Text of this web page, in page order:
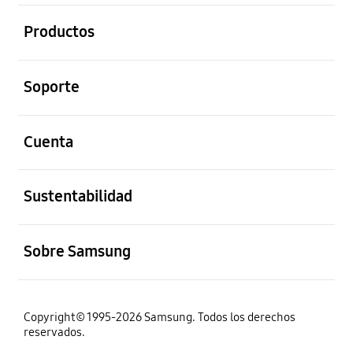
Productos
Soporte
Cuenta
Sustentabilidad
Sobre Samsung
Copyright© 1995-2026 Samsung. Todos los derechos
reservados.